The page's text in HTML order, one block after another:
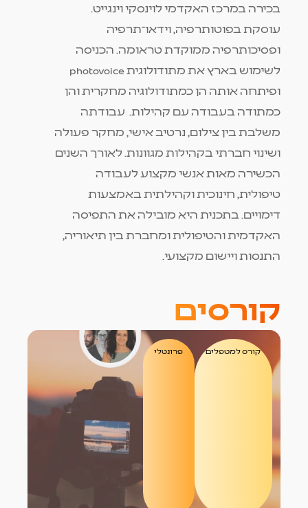
בכירה במרכז האקדמי לוינסקי וינגייט.
עוסקת בפוטותרפיה, וידאו־תרפיה
ופסיכותרפיה ממוקדת טראומה. הכניסה
לשימוש בארץ את מתודולוגית photovoice
ופיתחה אותה הן כמתודולוגיה מחקרית והן
כמתודה בעבודה עם קהילות. עבודתה
משלבת בין צילום, נרטיב אישי, מחקר פעולה
ושינוי חברתי בקהילות מגוונות. לאורך השנים
הכשירה מאות אנשי מקצוע לעבודה
טיפולית, חינוכית וקהילתית באמצעות
דימויים. בתכנית היא מובילה את התפיסה
האקדמית והטיפולית ומחברת בין תיאוריה,
התנסות ויישום מקצועי.
קורסים
קורס למטפלים פרונטלי